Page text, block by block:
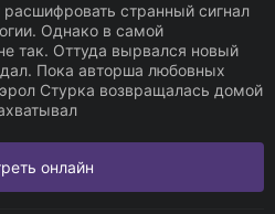
странный сигнал
Однако в самой
так. Оттуда вырвался новый
Пока авторша любовных
Стурка возвращалась домой
онлайн